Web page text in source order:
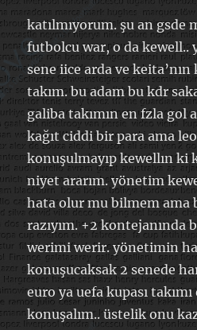
katılmıyorum. şu an gsde
futbolcu war, o da kewell..
sene iice arda ve
takım. bu adam bu kdr
galiba takımın en fzla gol
kağıt ciddi bir para ama
konuşulmayıp kewellın ki
niyet ararım. yönetim
hata olur mu bilmem ama
razıyım. +2 kontejanında
werimi werir. yönetimin
konuşucaksak 2 senede
euro ya uefa kupası takımı
konuşalım.. üstelik onu